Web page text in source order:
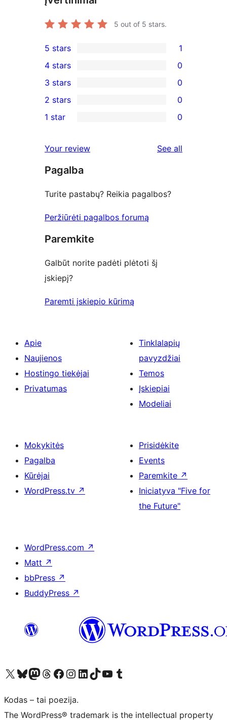
5 out of 5 stars.
1
5-
star
review
5 stars 1
4-
star
reviews
4 stars 0
0
3-
star
3 stars 0
2-
reviews
2 stars 0
star
reviews
1 star 0
Your review See all
Pagalba
Turite pastabų? Reikia pagalbos?
Peržiūrėti pagalbos forumą
Paremkite
Galbūt norite padėti plėtoti šį
įskiepį?
Paremti įskiepio kūrimą
Apie
Naujienos
Hostingo tiekėjai
Privatumas
Tinklalapių
pavyzdžiai
Temos
Įskiepiai
Modeliai
Mokykitės
Pagalba
Kūrėjai
WordPress.tv ↗
Prisidėkite
Events
Paremkite ↗
Iniciatyva "Five for
the Future"
WordPress.com ↗
Matt ↗
bbPress ↗
BuddyPress ↗
Visit our X (formerly Twitter) account
Apsilankykite mūsų Bluesky paskyroje
Visit our Mastodon account
Apsilankykite mūsų Threads paskyroje
Visit our Facebook page
Visit our Instagram account
Visit our LinkedIn account
Apsilankykite mūsų TikTok paskyroje
Visit our YouTube channel
Apsilankykite mūsų Tumblr paskyroje
Kodas – tai poezija.
The WordPress® trademark is the intellectual property